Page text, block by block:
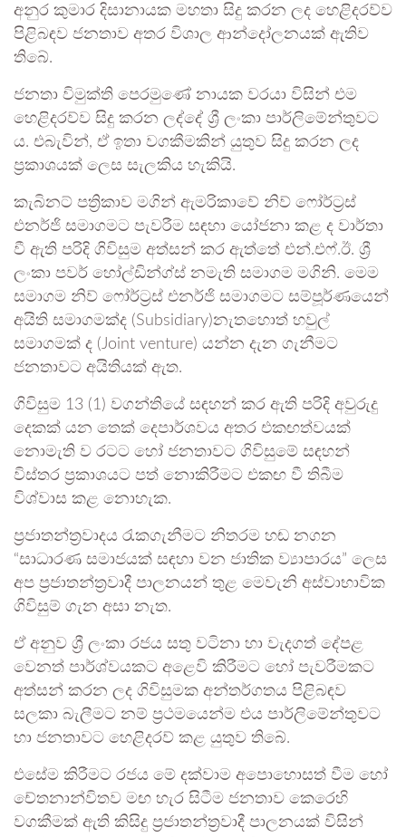
අනුර කුමාර දිසානායක මහතා සිදු කරන ලද හෙළිදරව්ව
පිළිබඳව ජනතාව අතර විශාල ආන්දෝලනයක් ඇතිව
තිබේ.
ජනතා විමුක්ති පෙරමුණේ නායක වරයා විසින් එම
හෙළිදරව්ව සිදු කරන ලද්දේ ශ්‍රී ලංකා පාර්ලිමේන්තුවට
ය. එබැවින්, ඒ ඉතා වගකීමකින් යුතුව සිදු කරන ලද
ප්‍රකාශයක් ලෙස සැලකිය හැකියි.
කැබිනට් පත්‍රිකාව මගින් ඇමරිකාවේ නිව් ෆෝර්ට්‍රස්
එනර්ජි සමාගමට පැවරීම සඳහා යෝජනා කළ ද වාර්තා
වී ඇති පරිදි ගිවිසුම අත්සන් කර ඇත්තේ එන්.එෆ්.ඊ. ශ්‍රී
ලංකා පවර් හෝල්ඩින්ග්ස් නමැති සමාගම මගිනි. මෙම
සමාගම නිව් ෆෝර්ට්‍රස් එනර්ජි සමාගමට සම්පූර්ණයෙන්
අයිති සමාගමක්ද (Subsidiary)නැතහොත් හවුල්
සමාගමක් ද (Joint venture) යන්න දැන ගැනීමට
ජනතාවට අයිතියක් ඇත.
ගිවිසුම 13 (1) වගන්තියේ සඳහන් කර ඇති පරිදි අවුරුදු
දෙකක් යන තෙක් දෙපාර්ශවය අතර එකඟත්වයක්
නොමැති ව රටට හෝ ජනතාවට ගිවිසුමේ සඳහන්
විස්තර ප්‍රකාශයට පත් නොකිරීමට එකඟ වී තිබීම
විශ්වාස කළ නොහැක.
ප්‍රජාතන්ත්‍රවාදය රැකගැනීමට නිතරම හඬ නගන
“සාධාරණ සමාජයක් සඳහා වන ජාතික ව්‍යාපාරය” ලෙස
අප ප්‍රජාතන්ත්‍රවාදී පාලනයන් තුළ මෙවැනි අස්වාභාවික
ගිවිසුම් ගැන අසා නැත.
ඒ අනුව ශ්‍රී ලංකා රජය සතු වටිනා හා වැදගත් දේපළ
වෙනත් පාර්ශ්වයකට අළෙවි කිරීමට හෝ පැවරීමකට
අත්සන් කරන ලද ගිවිසුමක අන්තර්ගතය පිළිබඳව
සලකා බැලීමට නම් ප්‍රථමයෙන්ම එය පාර්ලිමේන්තුවට
හා ජනතාවට හෙළිදරව් කළ යුතුව තිබේ.
එසේම කිරීමට රජය මේ දක්වාම අපොහොසත් වීම හෝ
චේතනාන්විතව මඟ හැර සිටීම ජනතාව කෙරෙහි
වගකීමක් ඇති කිසිදු ප්‍රජාතන්ත්‍රවාදී පාලනයක් විසින්